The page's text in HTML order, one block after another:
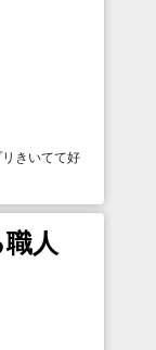
きいてて好
人